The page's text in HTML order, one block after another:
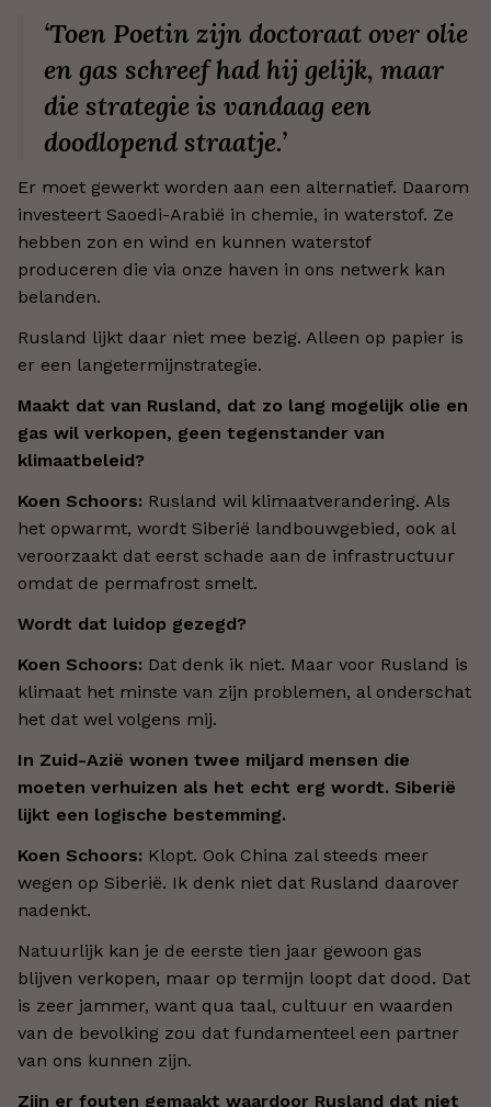
‘Toen Poetin zijn doctoraat over olie
en gas schreef had hij gelijk, maar
die strategie is vandaag een
doodlopend straatje.’
Er moet gewerkt worden aan een alternatief. Daarom
investeert Saoedi-Arabië in chemie, in waterstof. Ze
hebben zon en wind en kunnen waterstof
produceren die via onze haven in ons netwerk kan
belanden.
Rusland lijkt daar niet mee bezig. Alleen op papier is
er een langetermijnstrategie.
Maakt dat van Rusland, dat zo lang mogelijk olie en
gas wil verkopen, geen tegenstander van
klimaatbeleid?
Koen Schoors: Rusland wil klimaatverandering. Als
het opwarmt, wordt Siberië landbouwgebied, ook al
veroorzaakt dat eerst schade aan de infrastructuur
omdat de permafrost smelt.
Wordt dat luidop gezegd?
Koen Schoors: Dat denk ik niet. Maar voor Rusland is
klimaat het minste van zijn problemen, al onderschat
het dat wel volgens mij.
In Zuid-Azië wonen twee miljard mensen die
moeten verhuizen als het echt erg wordt. Siberië
lijkt een logische bestemming.
Koen Schoors: Klopt. Ook China zal steeds meer
wegen op Siberië. Ik denk niet dat Rusland daarover
nadenkt.
Natuurlijk kan je de eerste tien jaar gewoon gas
blijven verkopen, maar op termijn loopt dat dood. Dat
is zeer jammer, want qua taal, cultuur en waarden
van de bevolking zou dat fundamenteel een partner
van ons kunnen zijn.
Zijn er fouten gemaakt waardoor Rusland dat niet